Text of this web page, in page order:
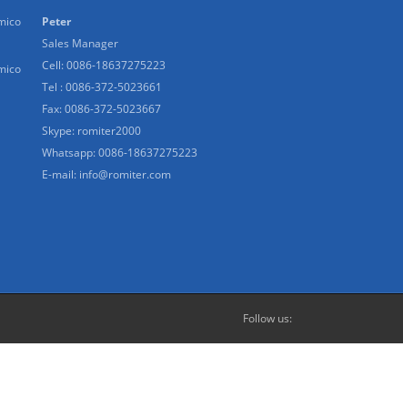
Peter
Sales Manager
Cell: 0086-18637275223
Tel : 0086-372-5023661
Fax: 0086-372-5023667
Skype: romiter2000
Whatsapp:0086-18637275223
E-mail: info@romiter.com
Follow us: